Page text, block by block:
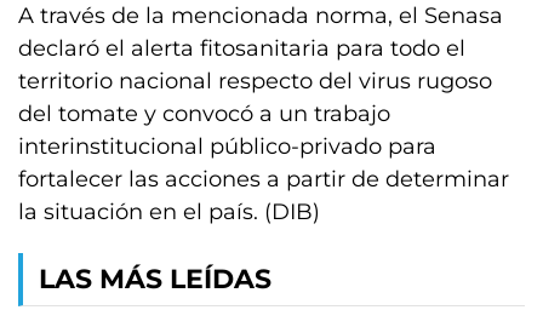
A través de la mencionada norma, el Senasa
declaró el alerta fitosanitaria para todo el
territorio nacional respecto del virus rugoso
del tomate y convocó a un trabajo
interinstitucional público-privado para
fortalecer las acciones a partir de determinar
la situación en el país. (DIB)
LAS MÁS LEÍDAS